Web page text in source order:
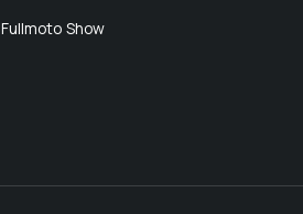
Fullmoto Show